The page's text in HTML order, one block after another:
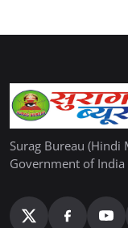
Surag Bureau (Hindi
Government of